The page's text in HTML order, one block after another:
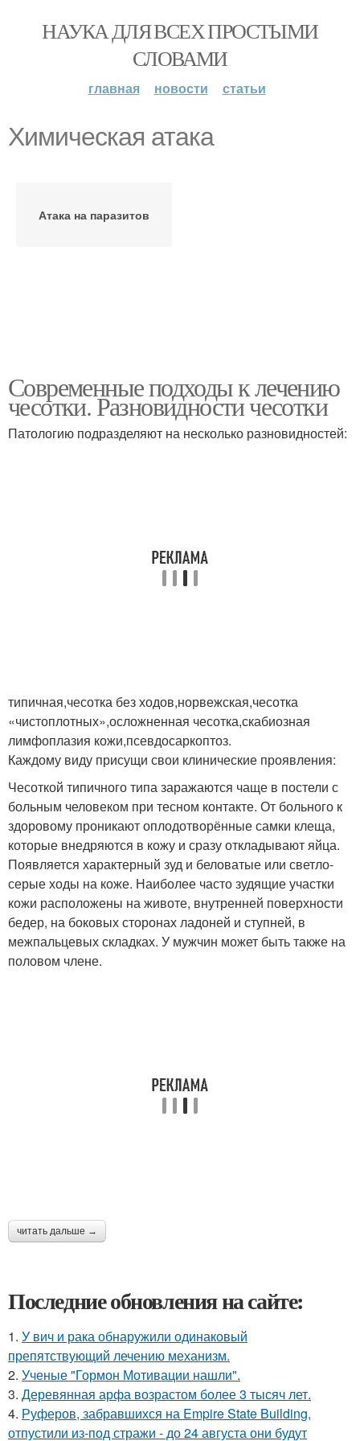
НАУКА ДЛЯ ВСЕХ ПРОСТЫМИ
СЛОВАМИ
главная новости статьи
Химическая атака
Атака на паразитов
Современные подходы к лечению
чесотки. Разновидности чесотки
Патологию подразделяют на несколько разновидностей:
типичная,чесотка без ходов,норвежская,чесотка
«чистоплотных»,осложненная чесотка,скабиозная
лимфоплазия кожи,псевдосаркоптоз.
Каждому виду присущи свои клинические проявления:
Чесоткой типичного типа заражаются чаще в постели с
больным человеком при тесном контакте. От больного к
здоровому проникают оплодотворённые самки клеща,
которые внедряются в кожу и сразу откладывают яйца.
Появляется характерный зуд и беловатые или светло-
серые ходы на коже. Наиболее часто зудящие участки
кожи расположены на животе, внутренней поверхности
бедер, на боковых сторонах ладоней и ступней, в
межпальцевых складках. У мужчин может быть также на
половом члене.
читать дальше →
Последние обновления на сайте:
1. У вич и рака обнаружили одинаковый
препятствующий лечению механизм.
2. Ученые "Гормон Мотивации нашли".
3. Деревянная арфа возрастом более 3 тысяч лет.
4. Руферов, забравшихся на Empire State Building,
отпустили из-под стражи - до 24 августа они будут